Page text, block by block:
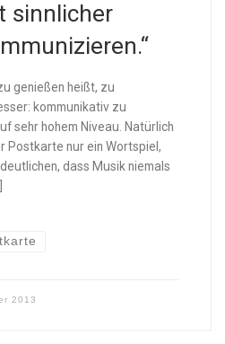
sinnlicher
genießen heißt, zu
kommunikativ zu
sehr hohem Niveau. Natürlich
Postkarte nur ein Wortspiel,
dass Musik niemals
2013